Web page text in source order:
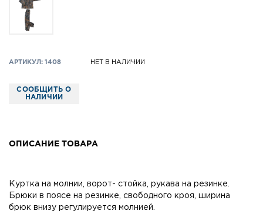
АРТИКУЛ: 1408 НЕТ В НАЛИЧИИ
СООБЩИТЬ О
НАЛИЧИИ
ОПИСАНИЕ ТОВАРА
Куртка на молнии, ворот- стойка, рукава на резинке.
Брюки в поясе на резинке, свободного кроя, ширина
брюк внизу регулируется молнией.